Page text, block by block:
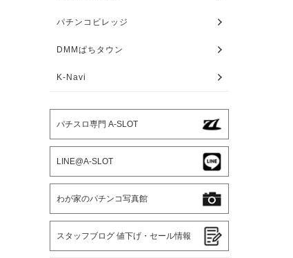
パチンコビレッジ
DMMぱちタウン
K-Navi
パチスロ専門 A-SLOT
LINE@A-SLOT
わが家のパチンコ写真館
スタッフブログ 値下げ・セール情報